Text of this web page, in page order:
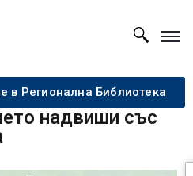
в Регионална Библиотека
надвиши със